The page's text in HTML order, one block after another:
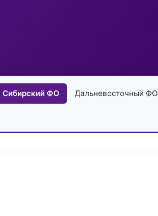
Сибирский ФО Дальневосточный ФО